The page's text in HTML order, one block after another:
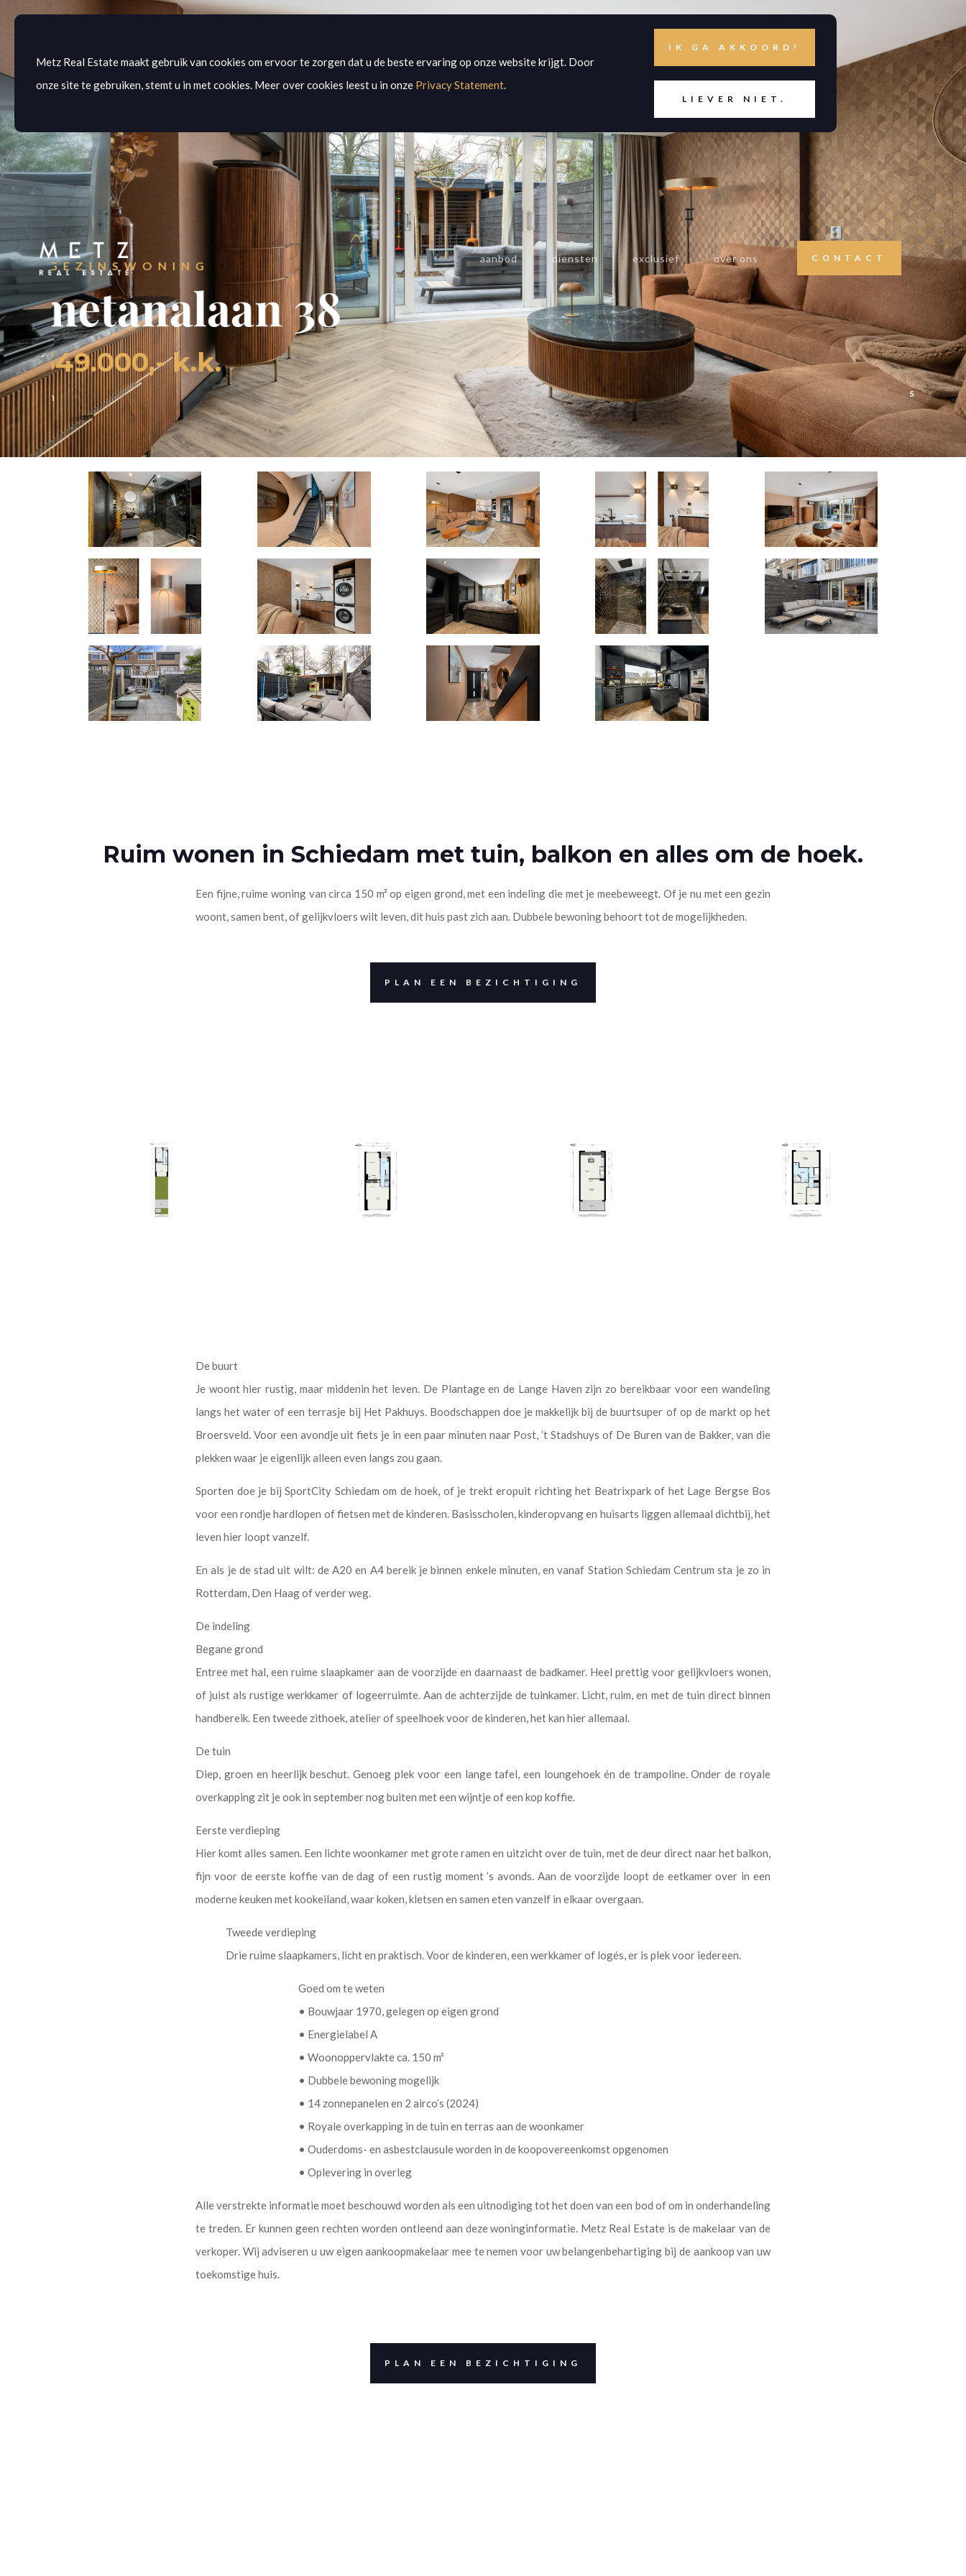
Metz Real Estate maakt gebruik van cookies om ervoor te zorgen dat u de beste ervaring op onze website krijgt. Door
onze site te gebruiken, stemt u in met cookies. Meer over cookies leest u in onze Privacy Statement.
IK GA AKKOORD!
LIEVER NIET.
aanbod diensten exclusief over ons CONTACT
4
SLAAPKAMERS
2
BADKAMERS
150
M2 WONEN
70
M2 BUITEN
12
M2 GEBOUWGEBONDEN
BUITENRUIMTE
Slide 2 of 3.
Ruim wonen in Schiedam met tuin, balkon en alles om de hoek.
Een fijne, ruime woning van circa 150 m² op eigen grond, met een indeling die met je meebeweegt. Of je nu met een gezin
woont, samen bent, of gelijkvloers wilt leven, dit huis past zich aan. Dubbele bewoning behoort tot de mogelijkheden.
PLAN EEN BEZICHTIGING
De buurt
Je woont hier rustig, maar middenin het leven. De Plantage en de Lange Haven zijn zo bereikbaar voor een wandeling
langs het water of een terrasje bij Het Pakhuys. Boodschappen doe je makkelijk bij de buurtsuper of op de markt op het
Broersveld. Voor een avondje uit fiets je in een paar minuten naar Post, ’t Stadshuys of De Buren van de Bakker, van die
plekken waar je eigenlijk alleen even langs zou gaan.
Sporten doe je bij SportCity Schiedam om de hoek, of je trekt eropuit richting het Beatrixpark of het Lage Bergse Bos
voor een rondje hardlopen of fietsen met de kinderen. Basisscholen, kinderopvang en huisarts liggen allemaal dichtbij, het
leven hier loopt vanzelf.
En als je de stad uit wilt: de A20 en A4 bereik je binnen enkele minuten, en vanaf Station Schiedam Centrum sta je zo in
Rotterdam, Den Haag of verder weg.
De indeling
Begane grond
Entree met hal, een ruime slaapkamer aan de voorzijde en daarnaast de badkamer. Heel prettig voor gelijkvloers wonen,
of juist als rustige werkkamer of logeerruimte. Aan de achterzijde de tuinkamer. Licht, ruim, en met de tuin direct binnen
handbereik. Een tweede zithoek, atelier of speelhoek voor de kinderen, het kan hier allemaal.
De tuin
Diep, groen en heerlijk beschut. Genoeg plek voor een lange tafel, een loungehoek én de trampoline. Onder de royale
overkapping zit je ook in september nog buiten met een wijntje of een kop koffie.
Eerste verdieping
Hier komt alles samen. Een lichte woonkamer met grote ramen en uitzicht over de tuin, met de deur direct naar het balkon,
fijn voor de eerste koffie van de dag of een rustig moment ’s avonds. Aan de voorzijde loopt de eetkamer over in een
moderne keuken met kookeiland, waar koken, kletsen en samen eten vanzelf in elkaar overgaan.
Tweede verdieping
Drie ruime slaapkamers, licht en praktisch. Voor de kinderen, een werkkamer of logés, er is plek voor iedereen.
Goed om te weten
• Bouwjaar 1970, gelegen op eigen grond
• Energielabel A
• Woonoppervlakte ca. 150 m²
• Dubbele bewoning mogelijk
• 14 zonnepanelen en 2 airco’s (2024)
• Royale overkapping in de tuin en terras aan de woonkamer
• Ouderdoms- en asbestclausule worden in de koopovereenkomst opgenomen
• Oplevering in overleg
Alle verstrekte informatie moet beschouwd worden als een uitnodiging tot het doen van een bod of om in onderhandeling
te treden. Er kunnen geen rechten worden ontleend aan deze woninginformatie. Metz Real Estate is de makelaar van de
verkoper. Wij adviseren u uw eigen aankoopmakelaar mee te nemen voor uw belangenbehartiging bij de aankoop van uw
toekomstige huis.
PLAN EEN BEZICHTIGING